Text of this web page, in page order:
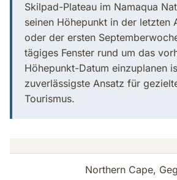
Skilpad-Plateau im Namaqua
seinen Höhepunkt in der letzten
oder der ersten
tägiges Fenster rund um das
Höhepunkt-Datum einzuplanen
zuverlässigste Ansatz für
Tourismus.
Northern Cape,